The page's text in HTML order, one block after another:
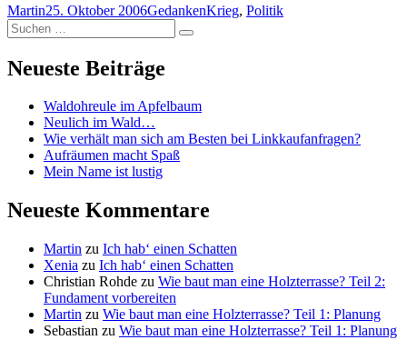
Autor
MartinVeröffentlicht
am
25. Oktober 2006Kategorien
GedankenSchlagwörter
Krieg, Politik
Suchen
nach:
Suchen
Neueste Beiträge
Waldohreule im Apfelbaum
Neulich im Wald…
Wie verhält man sich am Besten bei Linkkaufanfragen?
Aufräumen macht Spaß
Mein Name ist lustig
Neueste Kommentare
Martin zu Ich hab‘ einen Schatten
Xenia zu Ich hab‘ einen Schatten
Christian Rohde zu Wie baut man eine Holzterrasse? Teil 2:
Fundament vorbereiten
Martin zu Wie baut man eine Holzterrasse? Teil 1: Planung
Sebastian zu Wie baut man eine Holzterrasse? Teil 1: Planung